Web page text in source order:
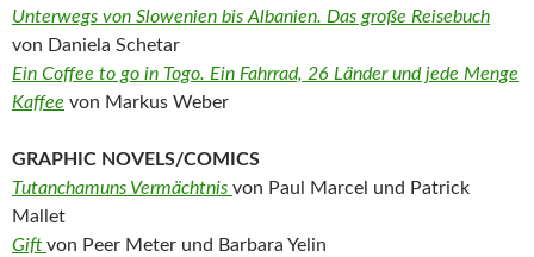
Unterwegs von Slowenien bis Albanien. Das große Reisebuch
von Daniela Schetar
Ein Coffee to go in Togo. Ein Fahrrad, 26 Länder und jede Menge
Kaffee von Markus Weber
GRAPHIC NOVELS/COMICS
Tutanchamuns Vermächtnis von Paul Marcel und Patrick
Mallet
Giftvon Peer Meter und Barbara Yelin